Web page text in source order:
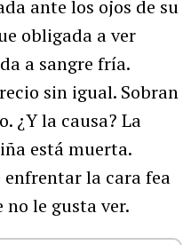
ante los ojos de su
obligada a ver
a sangre fría.
sin igual. Sobran
¿Y la causa? La
está muerta.
la cara fea
le gusta ver.